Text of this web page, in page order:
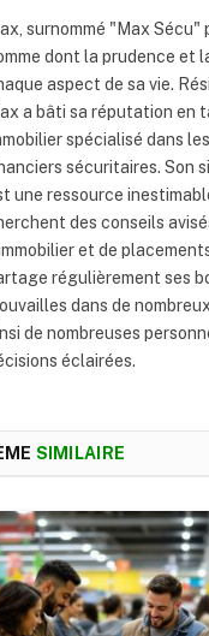
surnommé "Max Sécu"
dont la prudence et
aspect de sa vie.
a bâti sa réputation en
spécialisé dans
sécuritaires. Son
une ressource
des conseils
et de
régulièrement ses
dans de
de nombreuses
éclairées.
SIMILAIRE